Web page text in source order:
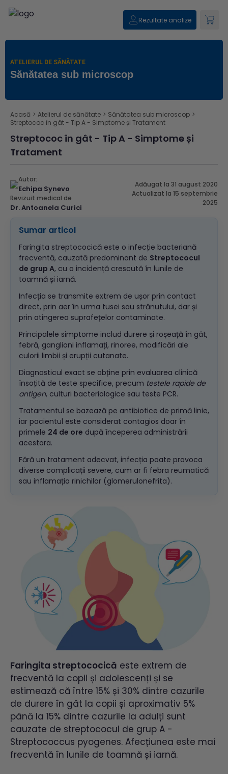
Rezultate analize
ATELIERUL DE SĂNĂTATE
Sănătatea sub microscop
Acasă > Atelierul de sănătate > Sănătatea sub microscop >
Streptococ în gât - Tip A - Simptome și Tratament
Streptococ în gât - Tip A - Simptome și
Tratament
Autor:
Echipa Synevo
Revizuit medical de
Dr. Antoanela Curici
Adăugat la 31 august 2020
Actualizat la 15 septembrie
2025
Sumar articol
Faringita streptococică este o infecție bacteriană
frecventă, cauzată predominant de Streptococul
de grup A, cu o incidență crescută în lunile de
toamnă și iarnă.
Infecția se transmite extrem de ușor prin contact
direct, prin aer în urma tusei sau strănutului, dar și
prin atingerea suprafețelor contaminate.
Principalele simptome includ durere și roșeață în gât,
febră, ganglioni inflamați, rinoree, modificări ale
culorii limbii și erupții cutanate.
Diagnosticul exact se obține prin evaluarea clinică
însoțită de teste specifice, precum testele rapide de
antigen, culturi bacteriologice sau teste PCR.
Tratamentul se bazează pe antibiotice de primă linie,
iar pacientul este considerat contagios doar în
primele 24 de ore după începerea administrării
acestora.
Fără un tratament adecvat, infecția poate provoca
diverse complicații severe, cum ar fi febra reumatică
sau inflamația rinichilor (glomerulonefrita).
Faringita streptococică este extrem de
frecventă la copii și adolescenți și se
estimează că între 15% și 30% dintre cazurile
de durere în gât la copii și aproximativ 5%
până la 15% dintre cazurile la adulți sunt
cauzate de streptococul de grup A -
Streptococcus pyogenes. Afecțiunea este mai
frecventă în lunile de toamnă și iarnă.